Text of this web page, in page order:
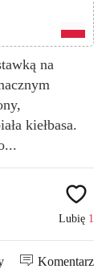
na
kiełbasa.
Lubię 1
Komentarz